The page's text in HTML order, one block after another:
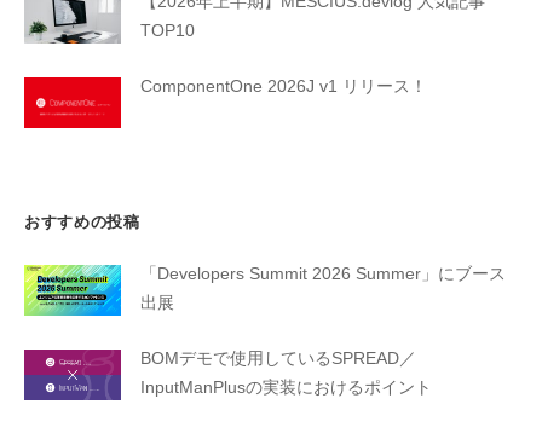
TOP10
ComponentOne 2026J v1 リリース！
おすすめの投稿
「Developers Summit 2026 Summer」にブース
出展
BOMデモで使用しているSPREAD／
InputManPlusの実装におけるポイント